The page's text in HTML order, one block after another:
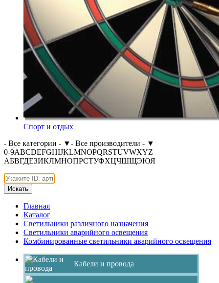
Спорт и отдых
- Все категории - ▼- Все производители - ▼
0-9ABCDEFGHIJKLMNOPQRSTUVWXYZ
АБВГДЕЗИКЛМНОПРСТУФХЦЧШЩЭЮЯ
Искать
Главная
Каталог
Светильники различного назначения
Светильники аварийного освещения
Комбинированные светильники аварийного освещения
Кабели и провода